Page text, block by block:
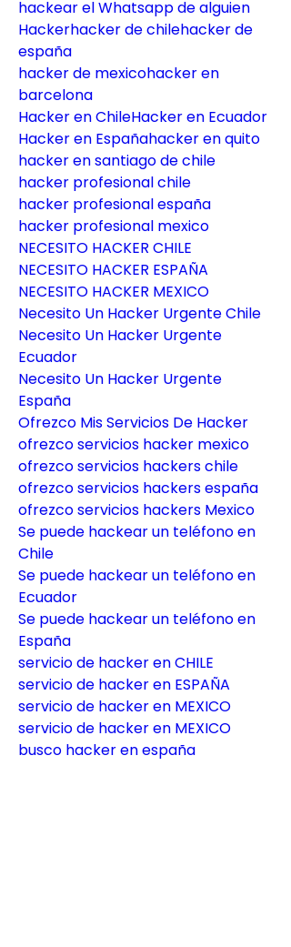
hackear el Whatsapp de alguien
Hackerhacker de chilehacker de
españa
hacker de mexicohacker en
barcelona
Hacker en ChileHacker en Ecuador
Hacker en Españahacker en quito
hacker en santiago de chile
hacker profesional chile
hacker profesional españa
hacker profesional mexico
NECESITO HACKER CHILE
NECESITO HACKER ESPAÑA
NECESITO HACKER MEXICO
Necesito Un Hacker Urgente Chile
Necesito Un Hacker Urgente
Ecuador
Necesito Un Hacker Urgente
España
Ofrezco Mis Servicios De Hacker
ofrezco servicios hacker mexico
ofrezco servicios hackers chile
ofrezco servicios hackers españa
ofrezco servicios hackers Mexico
Se puede hackear un teléfono en
Chile
Se puede hackear un teléfono en
Ecuador
Se puede hackear un teléfono en
España
servicio de hacker en CHILE
servicio de hacker en ESPAÑA
servicio de hacker en MEXICO
servicio de hacker en MEXICO
busco hacker en españa